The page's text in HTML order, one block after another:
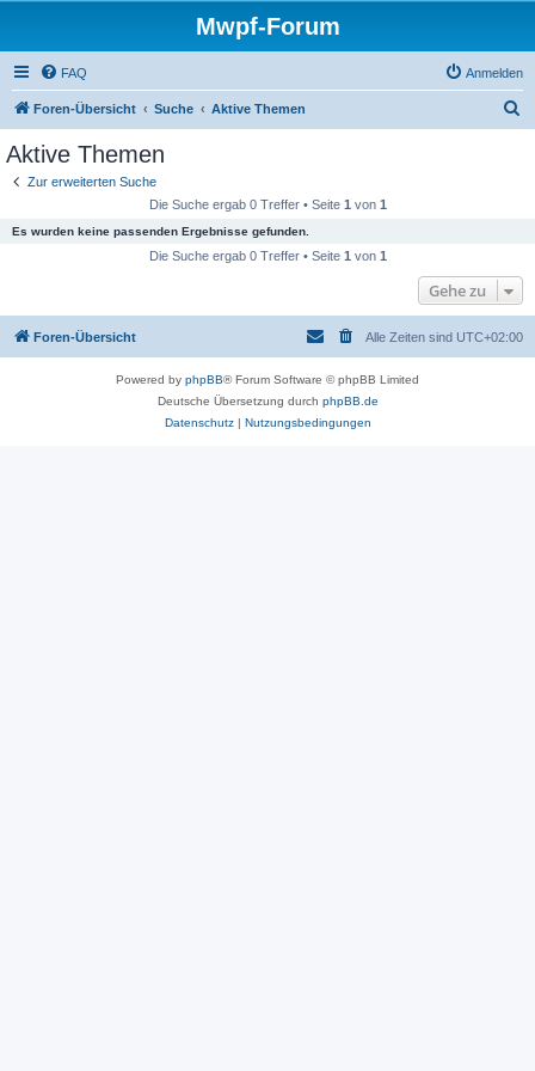
Mwpf-Forum
FAQ Anmelden
Foren-Übersicht Suche Aktive Themen
Aktive Themen
Zur erweiterten Suche
Die Suche ergab 0 Treffer • Seite 1 von 1
Es wurden keine passenden Ergebnisse gefunden.
Die Suche ergab 0 Treffer • Seite 1 von 1
Gehe zu
Foren-Übersicht Alle Zeiten sind UTC+02:00
Powered by phpBB® Forum Software © phpBB Limited
Deutsche Übersetzung durch phpBB.de
Datenschutz| Nutzungsbedingungen